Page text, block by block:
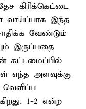
கிரிக்கெட்டை
வாய்ப்பாக இந்த
வேண்டும்
இருப்பதை
கட்டமைப்பில்
எந்த அளவுக்கு
1-2 என்ற